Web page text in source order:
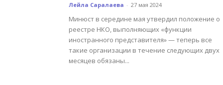
Лейла Саралаева - 27 мая 2024
Минюст в середине мая утвердил положение о
реестре НКО, выполняющих «функции
иностранного представителя» — теперь все
такие организации в течение следующих двух
месяцев обязаны...